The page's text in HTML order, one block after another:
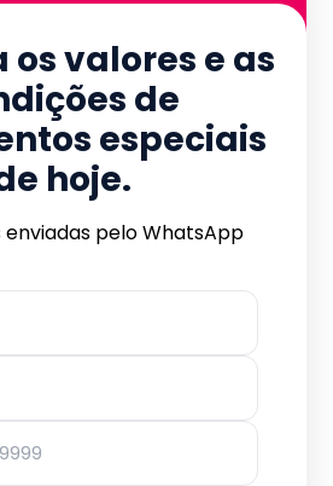
os valores e as
de
especiais
hoje.
pelo WhatsApp